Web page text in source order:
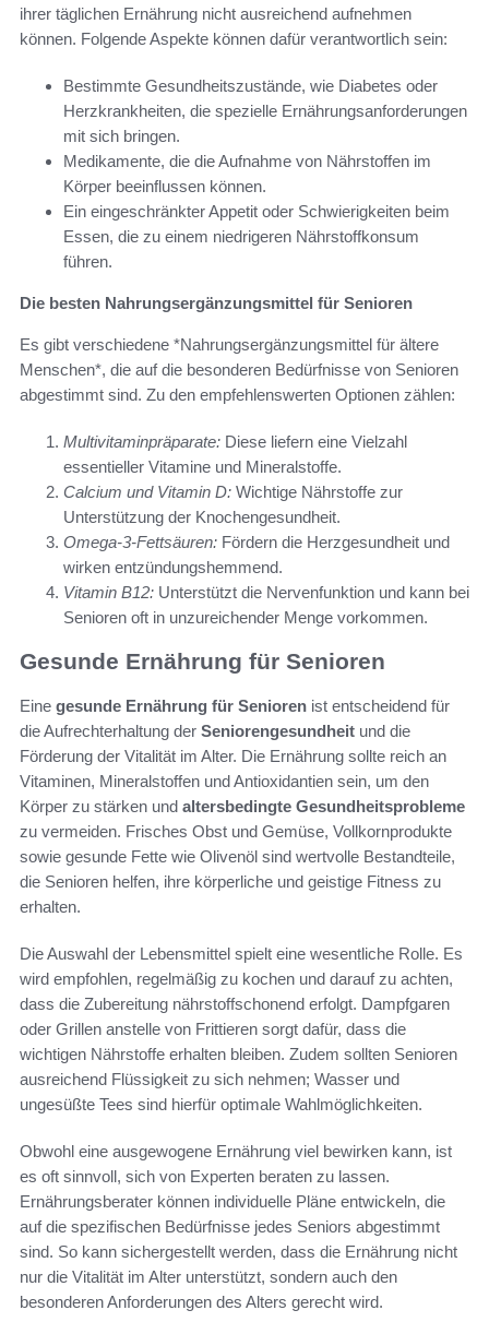
ihrer täglichen Ernährung nicht ausreichend aufnehmen
können. Folgende Aspekte können dafür verantwortlich sein:
Bestimmte Gesundheitszustände, wie Diabetes oder
Herzkrankheiten, die spezielle Ernährungsanforderungen
mit sich bringen.
Medikamente, die die Aufnahme von Nährstoffen im
Körper beeinflussen können.
Ein eingeschränkter Appetit oder Schwierigkeiten beim
Essen, die zu einem niedrigeren Nährstoffkonsum
führen.
Die besten Nahrungsergänzungsmittel für Senioren
Es gibt verschiedene *Nahrungsergänzungsmittel für ältere
Menschen*, die auf die besonderen Bedürfnisse von Senioren
abgestimmt sind. Zu den empfehlenswerten Optionen zählen:
Multivitaminpräparate: Diese liefern eine Vielzahl
essentieller Vitamine und Mineralstoffe.
Calcium und Vitamin D: Wichtige Nährstoffe zur
Unterstützung der Knochengesundheit.
Omega-3-Fettsäuren: Fördern die Herzgesundheit und
wirken entzündungshemmend.
Vitamin B12: Unterstützt die Nervenfunktion und kann bei
Senioren oft in unzureichender Menge vorkommen.
Gesunde Ernährung für Senioren
Eine gesunde Ernährung für Senioren ist entscheidend für
die Aufrechterhaltung der Seniorengesundheit und die
Förderung der Vitalität im Alter. Die Ernährung sollte reich an
Vitaminen, Mineralstoffen und Antioxidantien sein, um den
Körper zu stärken und altersbedingte Gesundheitsprobleme
zu vermeiden. Frisches Obst und Gemüse, Vollkornprodukte
sowie gesunde Fette wie Olivenöl sind wertvolle Bestandteile,
die Senioren helfen, ihre körperliche und geistige Fitness zu
erhalten.
Die Auswahl der Lebensmittel spielt eine wesentliche Rolle. Es
wird empfohlen, regelmäßig zu kochen und darauf zu achten,
dass die Zubereitung nährstoffschonend erfolgt. Dampfgaren
oder Grillen anstelle von Frittieren sorgt dafür, dass die
wichtigen Nährstoffe erhalten bleiben. Zudem sollten Senioren
ausreichend Flüssigkeit zu sich nehmen; Wasser und
ungesüßte Tees sind hierfür optimale Wahlmöglichkeiten.
Obwohl eine ausgewogene Ernährung viel bewirken kann, ist
es oft sinnvoll, sich von Experten beraten zu lassen.
Ernährungsberater können individuelle Pläne entwickeln, die
auf die spezifischen Bedürfnisse jedes Seniors abgestimmt
sind. So kann sichergestellt werden, dass die Ernährung nicht
nur die Vitalität im Alter unterstützt, sondern auch den
besonderen Anforderungen des Alters gerecht wird.